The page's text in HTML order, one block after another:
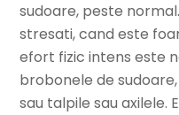
sudoare, peste
stresati, cand este
efort fizic intens este
brobonele de
sau talpile sau axilele.